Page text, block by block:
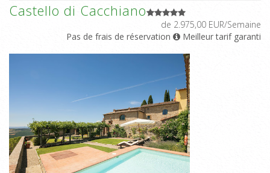
Castello di Cacchiano
de 2.975,00 EUR/Semaine
Pas de frais de réservation
Meilleur tarif garanti